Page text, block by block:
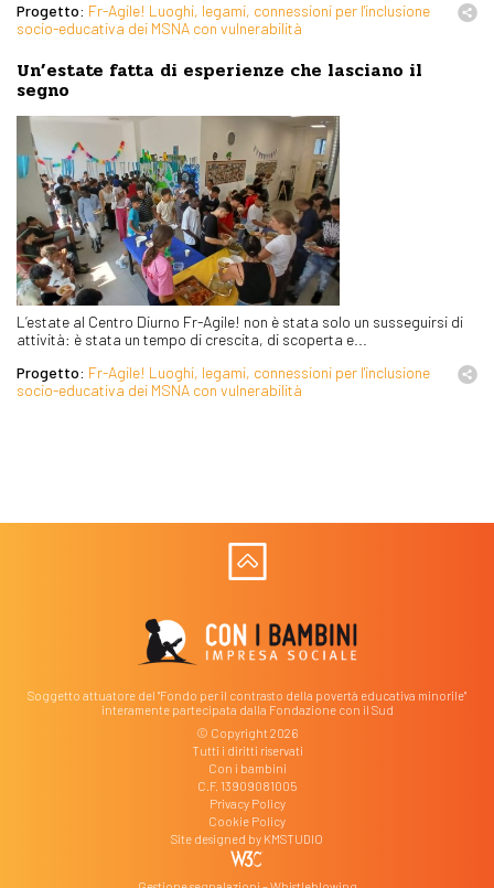
Progetto: Fr-Agile! Luoghi, legami, connessioni per l'inclusione
socio-educativa dei MSNA con vulnerabilità
Un’estate fatta di esperienze che lasciano il
segno
L’estate al Centro Diurno Fr-Agile! non è stata solo un susseguirsi di
attività: è stata un tempo di crescita, di scoperta e...
Progetto: Fr-Agile! Luoghi, legami, connessioni per l'inclusione
socio-educativa dei MSNA con vulnerabilità
Soggetto attuatore del "Fondo per il contrasto della povertà educativa minorile"
interamente partecipata dalla Fondazione con il Sud
© Copyright 2026
Tutti i diritti riservati
Con i bambini
C.F. 13909081005
Privacy Policy
Cookie Policy
Site designed by KMSTUDIO